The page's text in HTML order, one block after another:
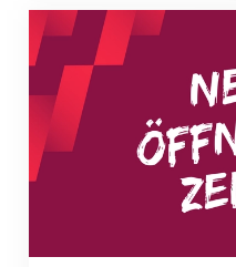
Neue Empfangszeiten